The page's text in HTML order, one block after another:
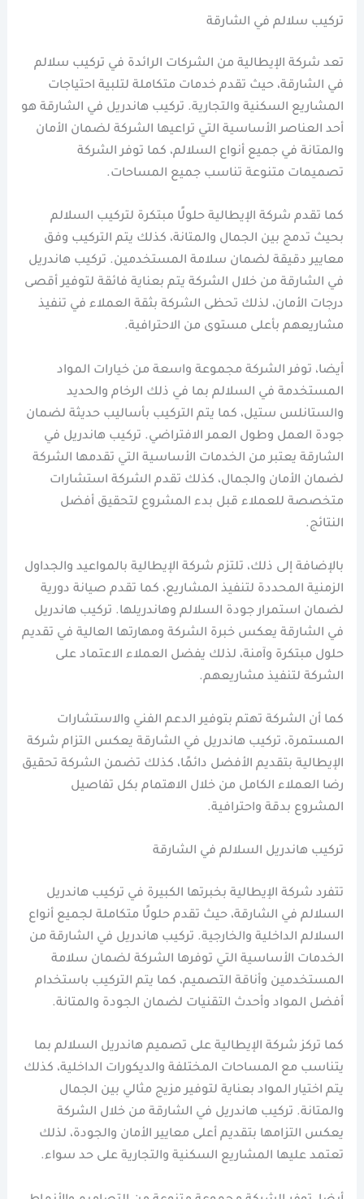
تركيب سلالم في الشارقة
تعد شركة الإيطالية من الشركات الرائدة في تركيب سلالم
في الشارقة، حيث تقدم خدمات متكاملة لتلبية احتياجات
المشاريع السكنية والتجارية. تركيب هاندريل في الشارقة هو
أحد العناصر الأساسية التي تراعيها الشركة لضمان الأمان
والمتانة في جميع أنواع السلالم، كما توفر الشركة
تصميمات متنوعة تناسب جميع المساحات.
كما تقدم شركة الإيطالية حلولًا مبتكرة لتركيب السلالم
بحيث تدمج بين الجمال والمتانة، كذلك يتم التركيب وفق
معايير دقيقة لضمان سلامة المستخدمين. تركيب هاندريل
في الشارقة من خلال الشركة يتم بعناية فائقة لتوفير أقصى
درجات الأمان، لذلك تحظى الشركة بثقة العملاء في تنفيذ
مشاريعهم بأعلى مستوى من الاحترافية.
أيضا، توفر الشركة مجموعة واسعة من خيارات المواد
المستخدمة في السلالم بما في ذلك الرخام والحديد
والستانلس ستيل، كما يتم التركيب بأساليب حديثة لضمان
جودة العمل وطول العمر الافتراضي. تركيب هاندريل في
الشارقة يعتبر من الخدمات الأساسية التي تقدمها الشركة
لضمان الأمان والجمال، كذلك تقدم الشركة استشارات
متخصصة للعملاء قبل بدء المشروع لتحقيق أفضل
النتائج.
بالإضافة إلى ذلك، تلتزم شركة الإيطالية بالمواعيد والجداول
الزمنية المحددة لتنفيذ المشاريع، كما تقدم صيانة دورية
لضمان استمرار جودة السلالم وهاندريلها. تركيب هاندريل
في الشارقة يعكس خبرة الشركة ومهارتها العالية في تقديم
حلول مبتكرة وآمنة، لذلك يفضل العملاء الاعتماد على
الشركة لتنفيذ مشاريعهم.
كما أن الشركة تهتم بتوفير الدعم الفني والاستشارات
المستمرة، تركيب هاندريل في الشارقة يعكس التزام شركة
الإيطالية بتقديم الأفضل دائمًا، كذلك تضمن الشركة تحقيق
رضا العملاء الكامل من خلال الاهتمام بكل تفاصيل
المشروع بدقة واحترافية.
تركيب هاندريل السلالم في الشارقة
تتفرد شركة الإيطالية بخبرتها الكبيرة في تركيب هاندريل
السلالم في الشارقة، حيث تقدم حلولًا متكاملة لجميع أنواع
السلالم الداخلية والخارجية. تركيب هاندريل في الشارقة من
الخدمات الأساسية التي توفرها الشركة لضمان سلامة
المستخدمين وأناقة التصميم، كما يتم التركيب باستخدام
أفضل المواد وأحدث التقنيات لضمان الجودة والمتانة.
كما تركز شركة الإيطالية على تصميم هاندريل السلالم بما
يتناسب مع المساحات المختلفة والديكورات الداخلية، كذلك
يتم اختيار المواد بعناية لتوفير مزيج مثالي بين الجمال
والمتانة. تركيب هاندريل في الشارقة من خلال الشركة
يعكس التزامها بتقديم أعلى معايير الأمان والجودة، لذلك
تعتمد عليها المشاريع السكنية والتجارية على حد سواء.